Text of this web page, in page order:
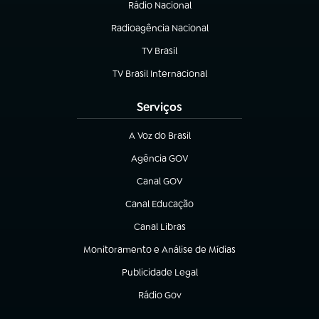
Rádio Nacional
Radioagência Nacional
(abre em nova aba)
TV Brasil
(abre em nova aba)
TV Brasil Internacional
(abre em nova aba)
Serviços
A Voz do Brasil
(abre em nova aba)
Agência GOV
(abre em nova aba)
Canal GOV
(abre em nova aba)
Canal Educação
(abre em nova aba)
Canal Libras
(abre em nova aba)
Monitoramento e Análise de Mídias
(abre em nova aba)
Publicidade Legal
(abre em nova aba)
Rádio Gov
(abre em nova aba)